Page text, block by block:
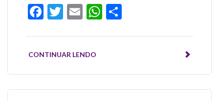
Facebook
Twitter
EmailWhatsApp
CONTINUAR LENDO